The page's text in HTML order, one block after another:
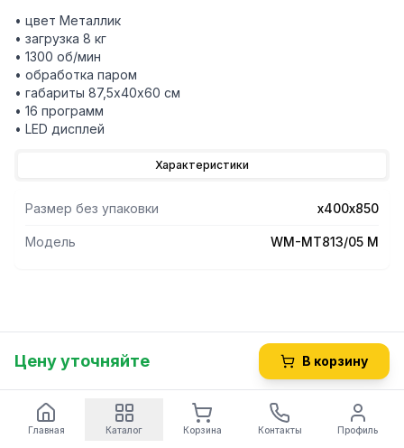
• цвет Металлик
• загрузка 8 кг
• 1300 об/мин
• обработка паром
• габариты 87,5x40х60 см
• 16 программ
• LED дисплей
Характеристики
Размер без упаковки х400х850
Модель WM-MT813/05 M
Цену уточняйте В корзину
Главная Каталог Корзина Контакты Профиль